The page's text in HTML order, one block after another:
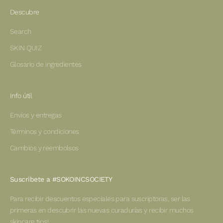
Descubre
Search
SKIN QUIZ
Glosario de ingredientes
Info útil
Envíos y entregas
Términos y condiciones
Cambios y reembolsos
Suscribete a #SOKOINCSOCIETY
Para recibir descuentos especiales para suscriptoras, ser las
primeras en descubrir las nuevas curadurías y recibir muchos
skincare tips!